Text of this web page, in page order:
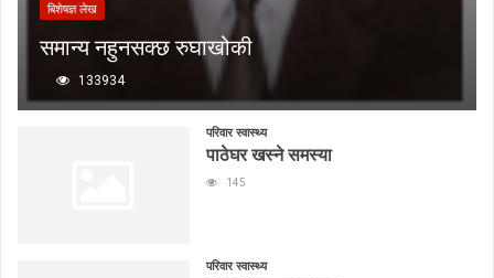
बिशेषज्ञ लेख
समान्य नहुनसक्छ रुघाखोकी
133934
परिवार स्वास्थ्य
पाठेघर खस्ने समस्या
145
परिवार स्वास्थ्य